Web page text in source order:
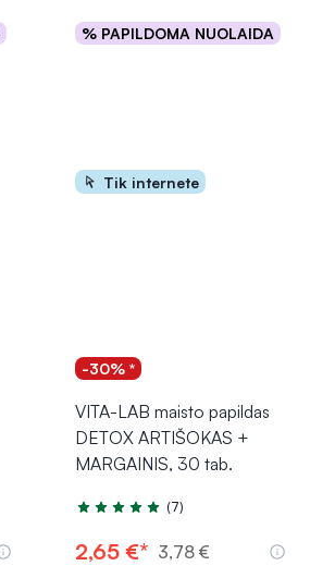
% PAPILDOMA NUOLAIDA
Į krepšelį
Tik internete
-30% *
VITA-LAB maisto papildas
DETOX ARTIŠOKAS +
MARGAINIS, 30 tab.
Įvertinimas 5.0 iš 5
(7)
2,65 €* 3,78 €